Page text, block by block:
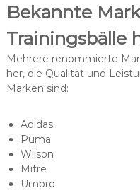
Bekannte
Trainingsbälle
Mehrere renommierte
her, die Qualität und
Marken sind:
Adidas
Puma
Wilson
Mitre
Umbro